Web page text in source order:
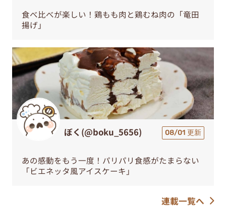
食べ比べが楽しい！鶏もも肉と鶏むね肉の「竜田
揚げ」
ぼく(@boku_5656) 08/01 更新
あの感動をもう一度！パリパリ食感がたまらない
「ビエネッタ風アイスケーキ」
連載一覧へ